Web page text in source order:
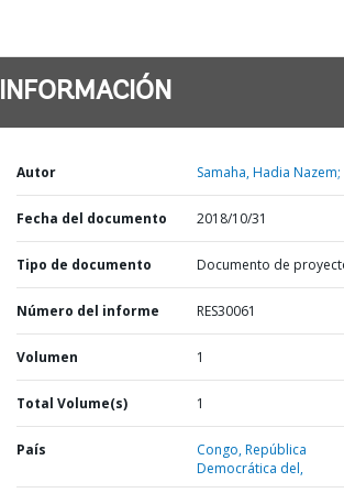
INFORMACIÓN
Autor Samaha, Hadia Nazem;
Fecha del documento 2018/10/31
Tipo de documento Documento de
Número del informe RES30061
Volumen 1
Total Volume(s) 1
País Congo,República
Democrática del,